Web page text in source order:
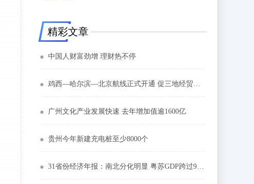
精彩文章
中国人财富劲增 理财热不停
鸡西—哈尔滨—北京航线正式开通 促三地经贸交流
广州文化产业发展快速 去年增加值逾1600亿
贵州今年新建充电桩至少8000个
31省份经济年报：南北分化明显 粤苏GDP跨过9万亿